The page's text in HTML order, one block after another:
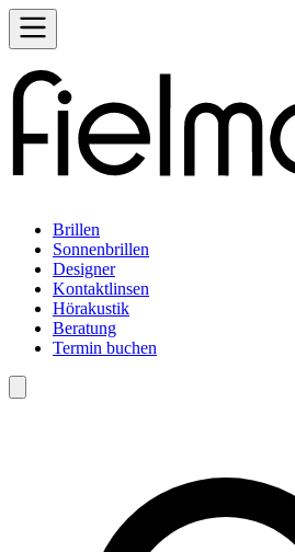
Brillen
Sonnenbrillen
Designer
Kontaktlinsen
Hörakustik
Beratung
Termin buchen